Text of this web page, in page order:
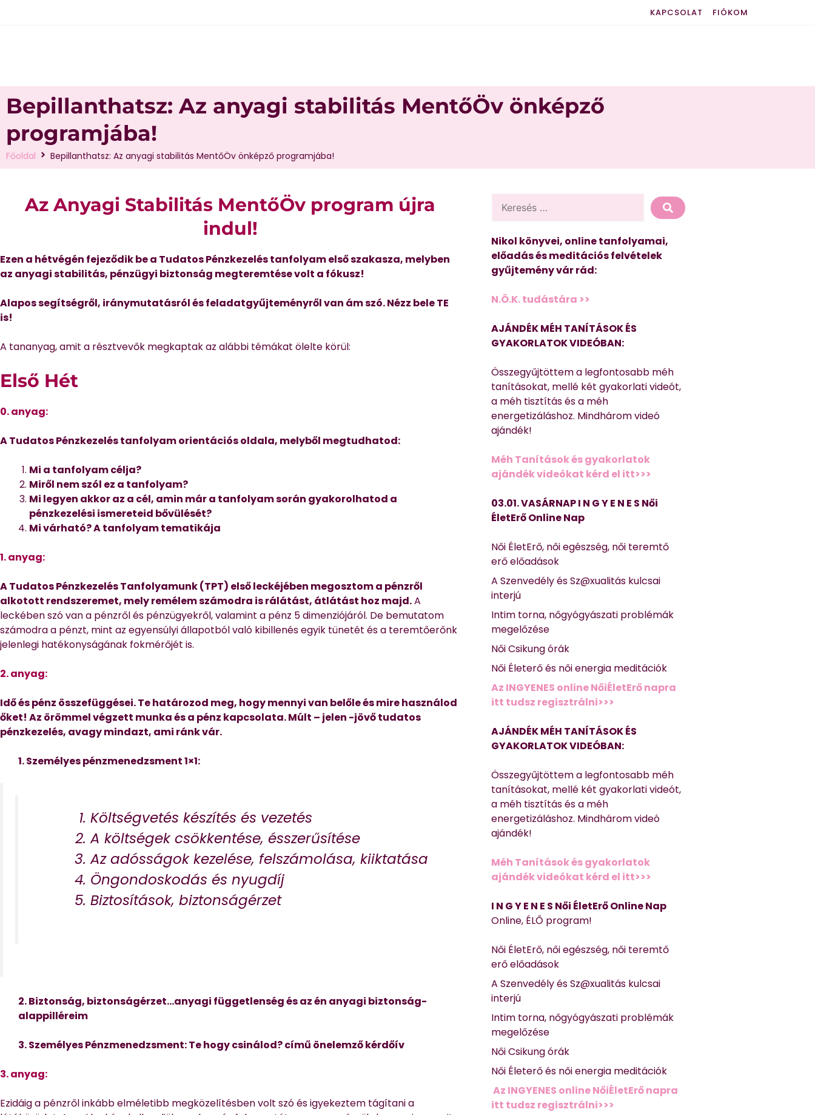
KAPCSOLAT FIÓKOM
Bepillanthatsz: Az anyagi stabilitás MentőÖv önképző
programjába!
Főoldal Bepillanthatsz: Az anyagi stabilitás MentőÖv önképző programjába!
Az Anyagi Stabilitás MentőÖv program újra
indul!
Ezen a hétvégén fejeződik be a Tudatos Pénzkezelés tanfolyam első szakasza, melyben
az anyagi stabilitás, pénzügyi biztonság megteremtése volt a fókusz!
Alapos segítségről, iránymutatásról és feladatgyűjteményről van ám szó. Nézz bele TE
is!
A tananyag, amit a résztvevők megkaptak az alábbi témákat ölelte körül:
Első Hét
0. anyag:
A Tudatos Pénzkezelés tanfolyamorientációs oldala, melyből megtudhatod:
Mi a tanfolyam célja?
Miről nem szól ez a tanfolyam?
Mi legyen akkor az a cél, amin már a tanfolyam során gyakorolhatod a
pénzkezelési ismereteid bővülését?
Mi várható? A tanfolyam tematikája
1. anyag:
A Tudatos Pénzkezelés Tanfolyamunk (TPT) első leckéjében megosztom a pénzről
alkotott rendszeremet, mely remélem számodra is rálátást, átlátást hoz majd.A
leckében szó van a pénzről és pénzügyekről, valamint a pénz 5 dimenziójáról. De bemutatom
számodra a pénzt, mint az egyensúlyi állapotból való kibillenés egyik tünetét és a teremtőerőnk
jelenlegi hatékonyságának fokmérőjét is.
2. anyag:
Idő és pénz összefüggései. Te határozod meg, hogy mennyi van belőle és mire használod
őket! Az örömmel végzett munka és a pénz kapcsolata. Múlt – jelen -jövő tudatos
pénzkezelés, avagy mindazt, ami ránk vár.
1. Személyes pénzmenedzsment 1×1:
Költségvetés készítés és vezetés
A költségek csökkentése, ésszerűsítése
Az adósságok kezelése, felszámolása, kiiktatása
Öngondoskodás és nyugdíj
Biztosítások, biztonságérzet
2. Biztonság, biztonságérzet…anyagi függetlenség és azén anyagi biztonság-
alappilléreim
3. Személyes Pénzmenedzsment: Te hogy csinálod? című önelemző kérdőív
3. anyag:
Ezidáig a pénzről inkább elméletibb megközelítésben volt szó és igyekeztem tágítani a
Nikol könyvei, online tanfolyamai,
előadás és meditációs felvételek
gyűjtemény vár rád:
N.Ö.K. tudástára >>
AJÁNDÉK MÉH TANÍTÁSOK ÉS
GYAKORLATOK VIDEÓBAN:
Összegyűjtöttem a legfontosabb méh
tanításokat, mellé két gyakorlati videót,
a méh tisztítás és a méh
energetizáláshoz. Mindhárom videó
ajándék!
Méh Tanítások és gyakorlatok
ajándék videókat kérd el itt>>>
03.01. VASÁRNAP I N G Y E N E S Női
ÉletErő Online Nap
Női ÉletErő, női egészség, női teremtő
erő előadások
A Szenvedély és Sz@xualitás kulcsai
interjú
Intim torna, nőgyógyászati problémák
megelőzése
Női Csikung órák
Női Életerő és női energia meditációk
Az INGYENES online NőiÉletErő napra
itt tudsz regisztrálni>>>
AJÁNDÉK MÉH TANÍTÁSOK ÉS
GYAKORLATOK VIDEÓBAN:
Összegyűjtöttem a legfontosabb méh
tanításokat, mellé két gyakorlati videót,
a méh tisztítás és a méh
energetizáláshoz. Mindhárom videó
ajándék!
Méh Tanítások és gyakorlatok
ajándék videókat kérd el itt>>>
I N G Y E N E S Női ÉletErő Online Nap
Online, ÉLŐ program!
Női ÉletErő, női egészség, női teremtő
erő előadások
A Szenvedély és Sz@xualitás kulcsai
interjú
Intim torna, nőgyógyászati problémák
megelőzése
Női Csikung órák
Női Életerő és női energia meditációk
Az INGYENES online NőiÉletErő napra
itt tudsz regisztrálni>>>